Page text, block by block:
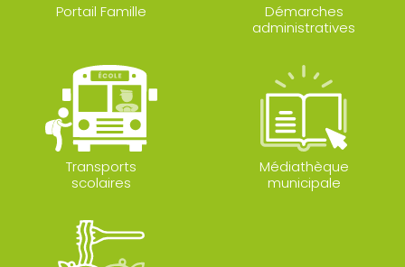
Portail Famille
Démarches
administratives
Transports
scolaires
Médiathèque
municipale